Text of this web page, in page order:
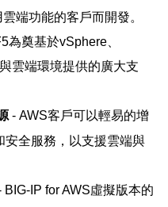
端功能的客戶而開發。
為奠基於vSphere、
雲端環境提供的廣大支
- AWS客戶可以輕易的增
全服務，以支援雲端與
IP for AWS虛擬版本的